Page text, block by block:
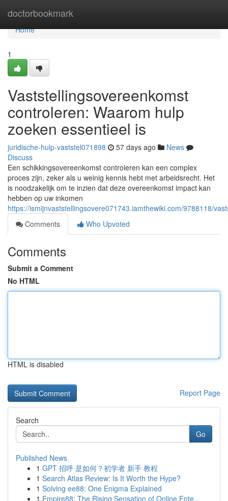
doctorbookmark
Home
Home
1
Vaststellingsovereenkomst
controleren: Waarom hulp
zoeken essentieel is
juridische-hulp-vaststel071898 57 days ago
News
Discuss
Een schikkingsovereenkomst controleren kan een complex
proces zijn, zeker als u weinig kennis hebt met arbeidsrecht. Het
is noodzakelijk om te inzien dat deze overeenkomst impact kan
hebben op uw inkomen
https://ismijnvaststellingsovere071743.iamthewiki.com/9788118/
Comments
Who Upvoted
Comments
Submit a Comment
No HTML
HTML is disabled
Report Page
Search
Go
Published News
1 GPT 招呼 是如何？初学者 新手 教程
1 Search Atlas Review: Is It Worth the Hype?
1 Solving ee88: One Enigma Explained
1 Empire88: The Rising Sensation of Online Ente...